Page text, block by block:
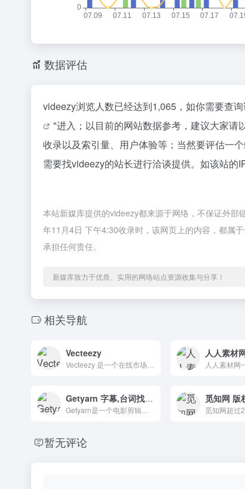
数据评估
videezy浏览人数已经达到1,065，如你需要查
"进入；以目前的网站数据参考，建议大家
收录以及索引量、用户体验等；当然要评估一
需要找videezy的站长进行洽谈提供。如该站的
本站新媒库提供的videezy都来源于网络，不保证外
年11月4日 下午4:30收录时，该网页上的内容，都属
承担任何责任。
新媒库致力于优质、实用的网络站点资源收集与分享！
相关导航
Vecteezy
Getyarn 字幕,台词找电影片段神器
暂无评论